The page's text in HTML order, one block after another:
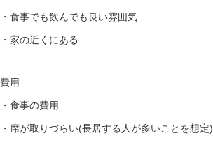
・食事でも飲んでも良い雰囲気
・家の近くにある
費用
・食事の費用
・席が取りづらい(長居する人が多いことを想定)